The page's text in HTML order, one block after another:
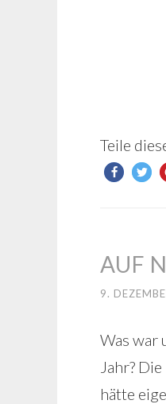
Teile
AUF
9.
Was war
Jahr?
hätte